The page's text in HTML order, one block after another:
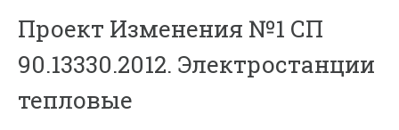
Проект Изменения №1 СП
90.13330.2012. Электростанции
тепловые